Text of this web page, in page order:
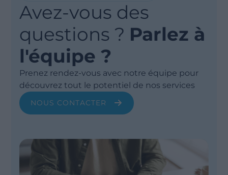
Avez-vous des
questions ? Parlez à
l'équipe ?
Prenez rendez-vous avec notre équipe pour
découvrez tout le potentiel de nos services
NOUS CONTACTER